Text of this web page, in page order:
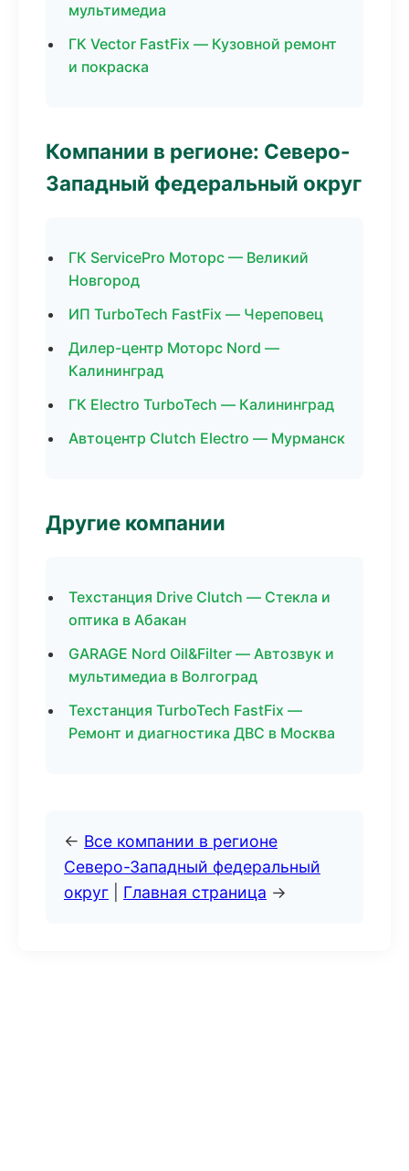
мультимедиа
ГК Vector FastFix — Кузовной ремонт
и покраска
Компании в регионе: Северо-
Западный федеральный округ
ГК ServicePro Моторс — Великий
Новгород
ИП TurboTech FastFix — Череповец
Дилер-центр Моторс Nord —
Калининград
ГК Electro TurboTech — Калининград
Автоцентр Clutch Electro — Мурманск
Другие компании
Техстанция Drive Clutch — Стекла и
оптика в Абакан
GARAGE Nord Oil&Filter — Автозвук и
мультимедиа в Волгоград
Техстанция TurboTech FastFix —
Ремонт и диагностика ДВС в Москва
← Все компании в регионе
Северо-Западный федеральный
округ
Главная страница →